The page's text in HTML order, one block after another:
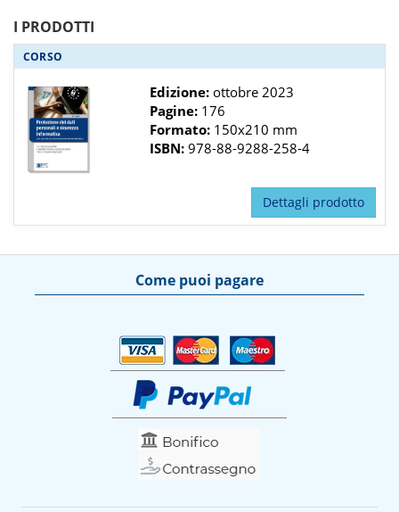
I PRODOTTI
CORSO
Edizione:ottobre 2023
Pagine: 176
Formato:150x210 mm
ISBN:978-88-9288-258-4
Dettagli prodotto
Come puoi pagare